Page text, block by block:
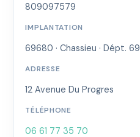
809097579
IMPLANTATION
69680 · Chassieu · Dépt. 69
ADRESSE
12 Avenue Du Progres
TÉLÉPHONE
06 61 77 35 70